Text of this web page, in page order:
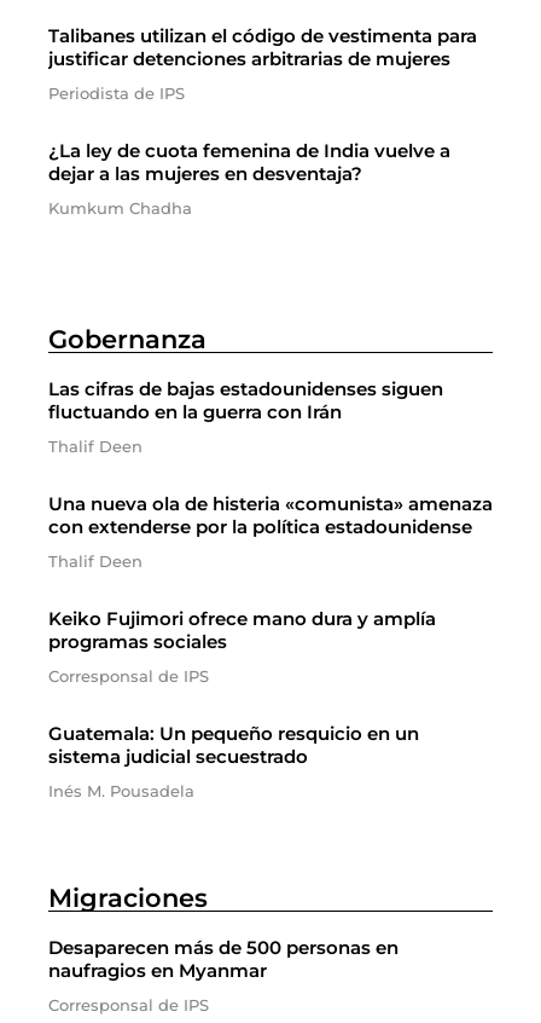
Talibanes utilizan el código de vestimenta para
justificar detenciones arbitrarias de mujeres
Periodista de IPS
¿La ley de cuota femenina de India vuelve a
dejar a las mujeres en desventaja?
Kumkum Chadha
Gobernanza
Las cifras de bajas estadounidenses siguen
fluctuando en la guerra con Irán
Thalif Deen
Una nueva ola de histeria «comunista» amenaza
con extenderse por la política estadounidense
Thalif Deen
Keiko Fujimori ofrece mano dura y amplía
programas sociales
Corresponsal de IPS
Guatemala: Un pequeño resquicio en un
sistema judicial secuestrado
Inés M. Pousadela
Migraciones
Desaparecen más de 500 personas en
naufragios en Myanmar
Corresponsal de IPS